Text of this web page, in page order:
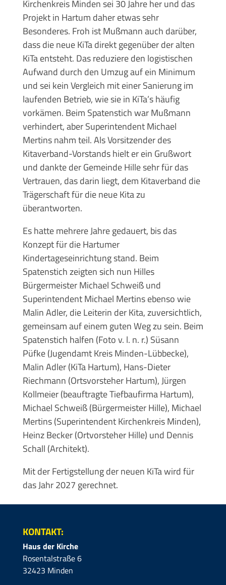
Kirchenkreis Minden sei 30 Jahre her und das
Projekt in Hartum daher etwas sehr
Besonderes. Froh ist Mußmann auch darüber,
dass die neue KiTa direkt gegenüber der alten
KiTa entsteht. Das reduziere den logistischen
Aufwand durch den Umzug auf ein Minimum
und sei kein Vergleich mit einer Sanierung im
laufenden Betrieb, wie sie in KiTa’s häufig
vorkämen. Beim Spatenstich war Mußmann
verhindert, aber Superintendent Michael
Mertins nahm teil. Als Vorsitzender des
Kitaverband-Vorstands hielt er ein Grußwort
und dankte der Gemeinde Hille sehr für das
Vertrauen, das darin liegt, dem Kitaverband die
Trägerschaft für die neue Kita zu
überantworten.
Es hatte mehrere Jahre gedauert, bis das
Konzept für die Hartumer
Kindertageseinrichtung stand. Beim
Spatenstich zeigten sich nun Hilles
Bürgermeister Michael Schweiß und
Superintendent Michael Mertins ebenso wie
Malin Adler, die Leiterin der Kita, zuversichtlich,
gemeinsam auf einem guten Weg zu sein. Beim
Spatenstich halfen (Foto v. l. n. r.) Süsann
Püfke (Jugendamt Kreis Minden-Lübbecke),
Malin Adler (KiTa Hartum), Hans-Dieter
Riechmann (Ortsvorsteher Hartum), Jürgen
Kollmeier (beauftragte Tiefbaufirma Hartum),
Michael Schweiß (Bürgermeister Hille), Michael
Mertins (Superintendent Kirchenkreis Minden),
Heinz Becker (Ortvorsteher Hille) und Dennis
Schall (Architekt).
Mit der Fertigstellung der neuen KiTa wird für
das Jahr 2027 gerechnet.
KONTAKT:
Haus der Kirche
Rosentalstraße 6
32423 Minden